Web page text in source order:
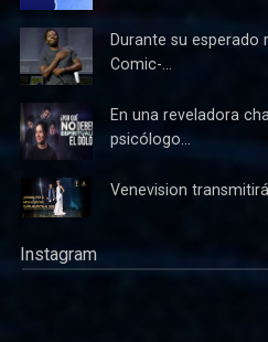
Durante su esperado
Comic-...
En una reveladora
psicólogo...
Venevision
Instagram